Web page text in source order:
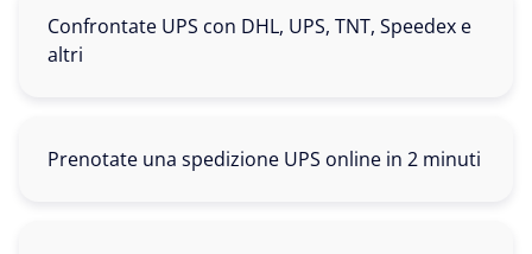
Confrontate UPS con DHL, UPS, TNT, Speedex e
altri
Prenotate una spedizione UPS online in 2 minuti